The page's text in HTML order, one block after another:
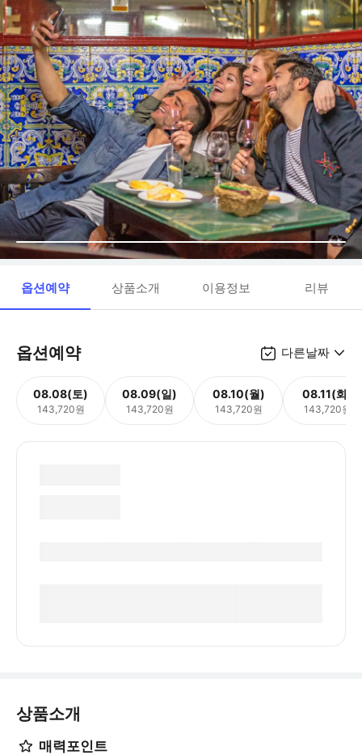
옵션예약 상품소개 이용정보 리뷰
옵션예약 다른날짜
08.08(토)
143,720원
08.09(일)
143,720원
08.10(월)
143,720원
08.11(화)
143,720원
상품소개
매력포인트